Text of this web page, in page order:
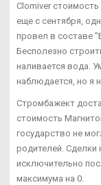
Clomiver
еще с сентября,
провел в составе
Бесполезно
наливается вода.
наблюдается, но я
Стромбажект
стоимость
государство не
родителей. Сделки
исключительно
максимума на 0.